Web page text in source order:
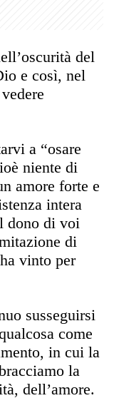
del
e così, nel
a “osare
niente di
amore forte e
intera
dono di voi
di
vinto per
susseguirsi
come
in cui la
la
dell’amore.